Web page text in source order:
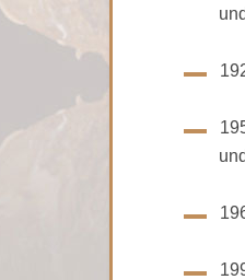
und
und